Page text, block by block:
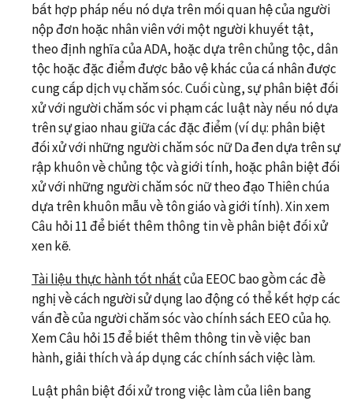
bất hợp pháp nếu nó dựa trên mối quan hệ của người
nộp đơn hoặc nhân viên với một người khuyết tật,
theo định nghĩa của ADA, hoặc dựa trên chủng tộc, dân
tộc hoặc đặc điểm được bảo vệ khác của cá nhân được
cung cấp dịch vụ chăm sóc. Cuối cùng, sự phân biệt đối
xử với người chăm sóc vi phạm các luật này nếu nó dựa
trên sự giao nhau giữa các đặc điểm (ví dụ: phân biệt
đối xử với những người chăm sóc nữ Da đen dựa trên sự
rập khuôn về chủng tộc và giới tính, hoặc phân biệt đối
xử với những người chăm sóc nữ theo đạo Thiên chúa
dựa trên khuôn mẫu về tôn giáo và giới tính). Xin xem
Câu hỏi 11 để biết thêm thông tin về phân biệt đối xử
xen kẽ.
Tài liệu thực hành tốt nhấtcủa EEOC bao gồm các đề
nghị về cách người sử dụng lao động có thể kết hợp các
vấn đề của người chăm sóc vào chính sách EEO của họ.
Xem Câu hỏi 15 để biết thêm thông tin về việc ban
hành, giải thích và áp dụng các chính sách việc làm.
Luật phân biệt đối xử trong việc làm của liên bang